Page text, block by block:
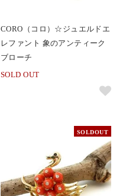
CORO（コロ）☆ジュエルドエ
レファント 象のアンティーク
ブローチ
SOLD OUT
SOLDOUT